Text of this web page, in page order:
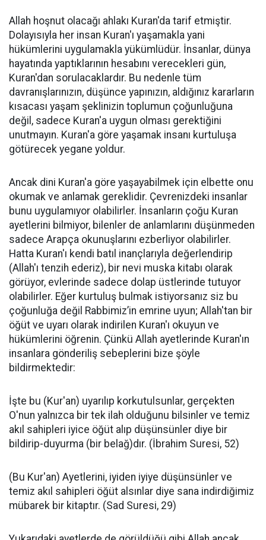
Allah hoşnut olacağı ahlakı Kuran'da tarif etmiştir.
Dolayısıyla her insan Kuran'ı yaşamakla yani
hükümlerini uygulamakla yükümlüdür. İnsanlar, dünya
hayatında yaptıklarının hesabını verecekleri gün,
Kuran'dan sorulacaklardır. Bu nedenle tüm
davranışlarınızın, düşünce yapınızın, aldığınız kararların
kısacası yaşam şeklinizin toplumun çoğunluğuna
değil, sadece Kuran'a uygun olması gerektiğini
unutmayın. Kuran'a göre yaşamak insanı kurtuluşa
götürecek yegane yoldur.
Ancak dini Kuran'a göre yaşayabilmek için elbette onu
okumak ve anlamak gereklidir. Çevrenizdeki insanlar
bunu uygulamıyor olabilirler. İnsanların çoğu Kuran
ayetlerini bilmiyor, bilenler de anlamlarını düşünmeden
sadece Arapça okunuşlarını ezberliyor olabilirler.
Hatta Kuran'ı kendi batıl inançlarıyla değerlendirip
(Allah'ı tenzih ederiz), bir nevi muska kitabı olarak
görüyor, evlerinde sadece dolap üstlerinde tutuyor
olabilirler. Eğer kurtuluş bulmak istiyorsanız siz bu
çoğunluğa değil Rabbimiz’in emrine uyun; Allah'tan bir
öğüt ve uyarı olarak indirilen Kuran'ı okuyun ve
hükümlerini öğrenin. Çünkü Allah ayetlerinde Kuran'ın
insanlara gönderiliş sebeplerini bize şöyle
bildirmektedir:
İşte bu (Kur'an) uyarılıp korkutulsunlar, gerçekten
O'nun yalnızca bir tek ilah olduğunu bilsinler ve temiz
akıl sahipleri iyice öğüt alıp düşünsünler diye bir
bildirip-duyurma (bir belağ)dır. (İbrahim Suresi, 52)
(Bu Kur'an) Ayetlerini, iyiden iyiye düşünsünler ve
temiz akıl sahipleri öğüt alsınlar diye sana indirdiğimiz
mübarek bir kitaptır. (Sad Suresi, 29)